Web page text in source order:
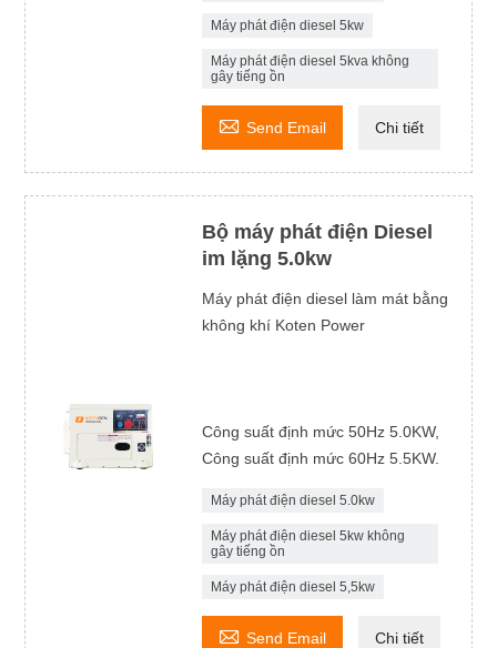
Máy phát điện diesel 5kw
Máy phát điện diesel 5kva không
gây tiếng ồn
 Send Email Chi tiết
Bộ máy phát điện Diesel
im lặng 5.0kw
Máy phát điện diesel làm mát bằng
không khí Koten Power
Công suất định mức 50Hz 5.0KW,
Công suất định mức 60Hz 5.5KW.
Máy phát điện diesel 5.0kw
Máy phát điện diesel 5kw không
gây tiếng ồn
Máy phát điện diesel 5,5kw
 Send Email Chi tiết